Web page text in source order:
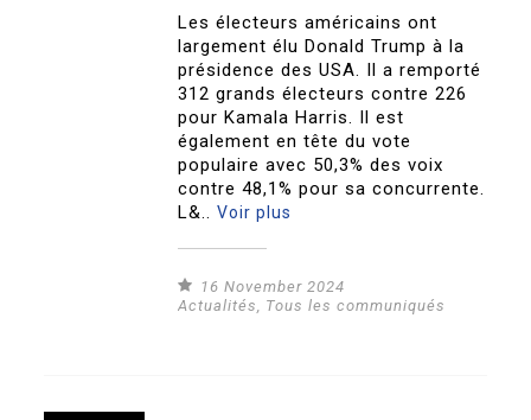
Les électeurs américains ont
largement élu Donald Trump à la
présidence des USA. Il a remporté
312 grands électeurs contre 226
pour Kamala Harris. Il est
également en tête du vote
populaire avec 50,3% des voix
contre 48,1% pour sa concurrente.
L&..Voir plus
16 November 2024
Actualités, Tous les communiqués